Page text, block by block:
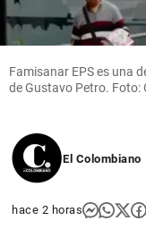
Famisanar EPS es una
de Gustavo Petro. Foto:
El Colombiano
hace 2 horas